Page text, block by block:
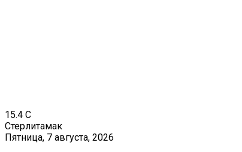
15.4 C
Стерлитамак
Пятница, 7 августа, 2026